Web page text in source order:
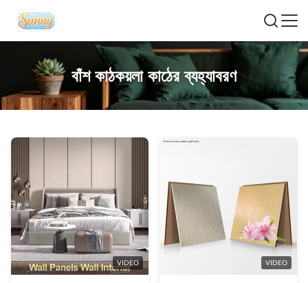
বাঁশ কাঠকয়লা কাঠের ব্যহ্যাবরণ
VIDEO VIDEO